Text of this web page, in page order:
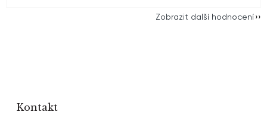
Zobrazit další hodnocení
Kontakt